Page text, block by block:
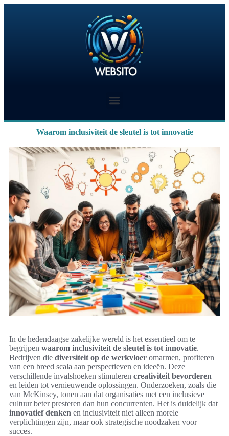
Waarom inclusiviteit de sleutel is tot innovatie
In de hedendaagse zakelijke wereld is het essentieel om te
begrijpen waarom inclusiviteit de sleutel is tot innovatie.
Bedrijven die diversiteit op de werkvloer omarmen, profiteren
van een breed scala aan perspectieven en ideeën. Deze
verschillende invalshoeken stimuleren creativiteit bevorderen
en leiden tot vernieuwende oplossingen. Onderzoeken, zoals die
van McKinsey, tonen aan dat organisaties met een inclusieve
cultuur beter presteren dan hun concurrenten. Het is duidelijk dat
innovatief denken en inclusiviteit niet alleen morele
verplichtingen zijn, maar ook strategische noodzaken voor
succes.